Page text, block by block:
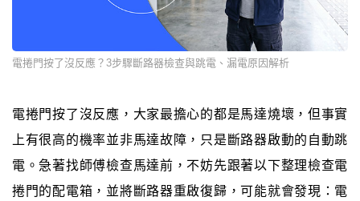
電捲門按了沒反應？3步驟斷路器檢查與跳電、漏電原因解析
電捲門按了沒反應，大家最擔心的都是馬達燒壞，但事實
上有很高的機率並非馬達故障，只是斷路器啟動的自動跳
電。急著找師傅檢查馬達前，不妨先跟著以下整理檢查電
捲門的配電箱，並將斷路器重啟復歸，可能就會發現：電